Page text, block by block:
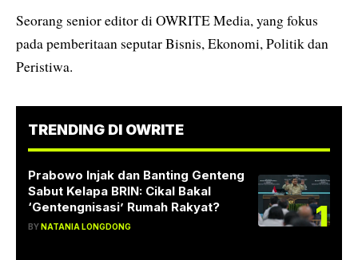
Seorang senior editor di OWRITE Media, yang fokus
pada pemberitaan seputar Bisnis, Ekonomi, Politik dan
Peristiwa.
TRENDING DI OWRITE
Prabowo Injak dan Banting Genteng
Sabut Kelapa BRIN: Cikal Bakal
‘Gentengnisasi’ Rumah Rakyat?
BY NATANIA LONGDONG 1